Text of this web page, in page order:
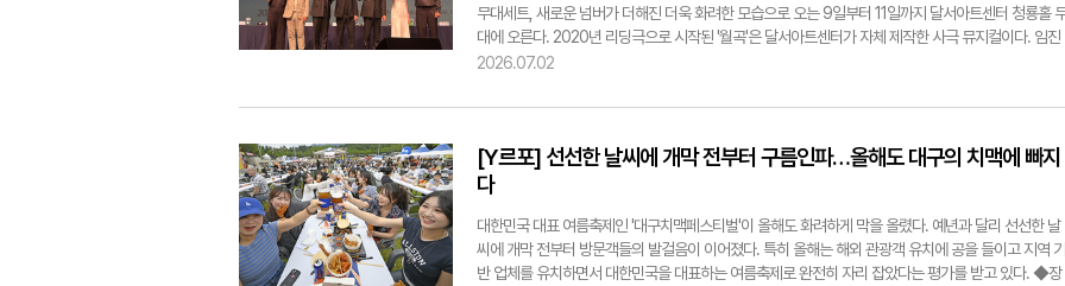
무대세트, 새로운 넘버가 더해진 더욱 화려한 모습으로 오는 9일부터 11일까지 달서아트센터 청룡홀
대에 오른다. 2020년 리딩극으로 시작된 '월곡'은 달서아트센터가 자체 제작한 사극 뮤지컬이다. 임진
왜란 당시 현 달서구 일대에서 의병을 일으켜 나라를 지킨 월곡 우배선 장군의 이야기를 토대로 한다. 우
해 목숨을 건 이들의 선택을 그린다. 특히 올해는 문화체육관광부가 주최하고 한국문화예술회관연합회
면서, 작품의 규모와 완성도를 한층 끌어올렸다. 뮤지컬 '월곡' 제작진 측은 지난 2일 오후 2시 달서아트
센터 청룡홀에서 기자간담회를 열고 올해 공연의 주요 변화를 설명했다. 이에 따르면 이번 공연에는 우
암괴 중심의 무대 구성에 일본군 진영을 상징하는 무대 요소를 추가해 인물 간 대립과 극의 긴장감을 더
욱 입체적으로 표현했다. 연출과 안무를 담당한 장혜린 연출가는 "카게요시의 신격화된 성격을 더욱 부
각하기 위해 신사 형태의 무대세트를 활용했다"며 "배우들의 배역에도 변화가 있는 만큼 훨씬 화려한 무
2026.07.02
[Y르포] 선선한 날씨에 개막 전부터 구름인파…올해도 대구의 치맥에 빠지
다
대한민국 대표 여름축제인 '대구치맥페스티벌'이 올해도 화려하게 막을 올렸다. 예년과 달리 선선한 날
씨에 개막 전부터 방문객들의 발걸음이 이어졌다. 특히 올해는 해외 관광객 유치에 공을 들이고 지역 기
반 업체를 유치하면서 대한민국을 대표하는 여름축제로 완전히 자리 잡았다는 평가를 받고 있다. ◆장